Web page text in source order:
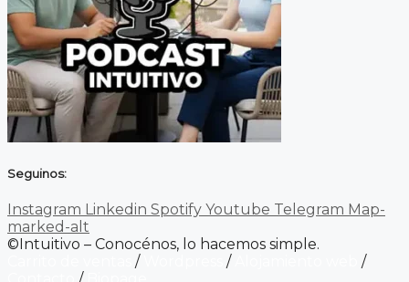
Seguinos:
Instagram Linkedin Spotify Youtube Telegram Map-
marked-alt
©Intuitivo – Conocénos, lo hacemos simple.
/ /
/